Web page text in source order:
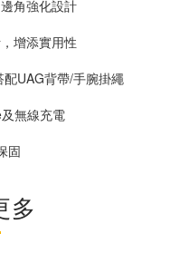
角強化設計
增添實用性
UAG背帶/手腕掛繩
無線充電
固
多